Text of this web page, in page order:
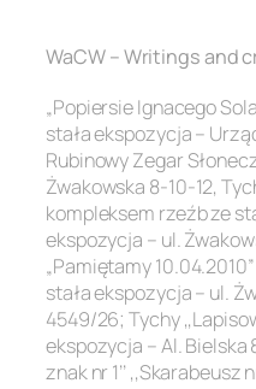
WaCW – Writings and
„Popiersie Ignacego
stała ekspozycja –
Rubinowy Zegar
Żwakowska 8-10-12,
kompleksem rzeźb ze
ekspozycja – ul.
„Pamiętamy
stała ekspozycja – ul.
4549/26; Tychy
ekspozycja – Al.
znak nr 1’’ ,,Skarabeusz